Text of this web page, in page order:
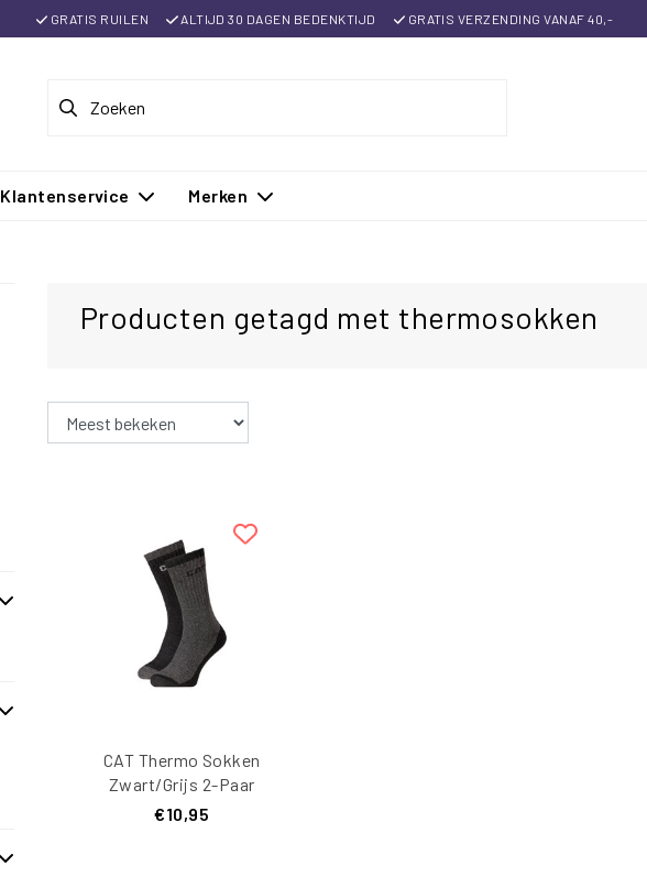
GRATIS RUILEN ALTIJD 30 DAGEN BEDENKTIJD GRATIS VERZENDING VANAF 40,-
Klantenservice Merken
Producten getagd met thermosokken
CAT Thermo Sokken
Zwart/Grijs 2-Paar
€10,95